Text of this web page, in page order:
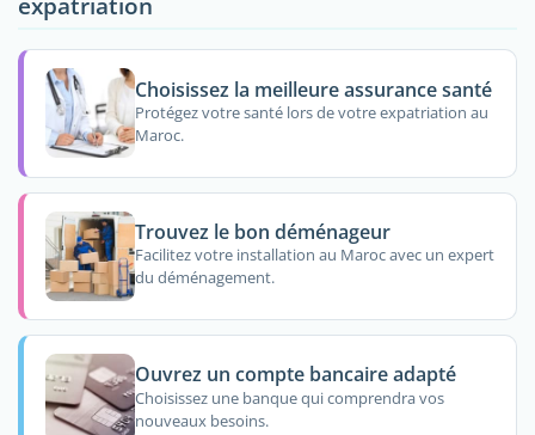
Choisissez la meilleure assurance santé
Protégez votre santé lors de votre expatriation au
Maroc.
Trouvez le bon déménageur
Facilitez votre installation au Maroc avec un expert
du déménagement.
Ouvrez un compte bancaire adapté
Choisissez une banque qui comprendra vos
nouveaux besoins.